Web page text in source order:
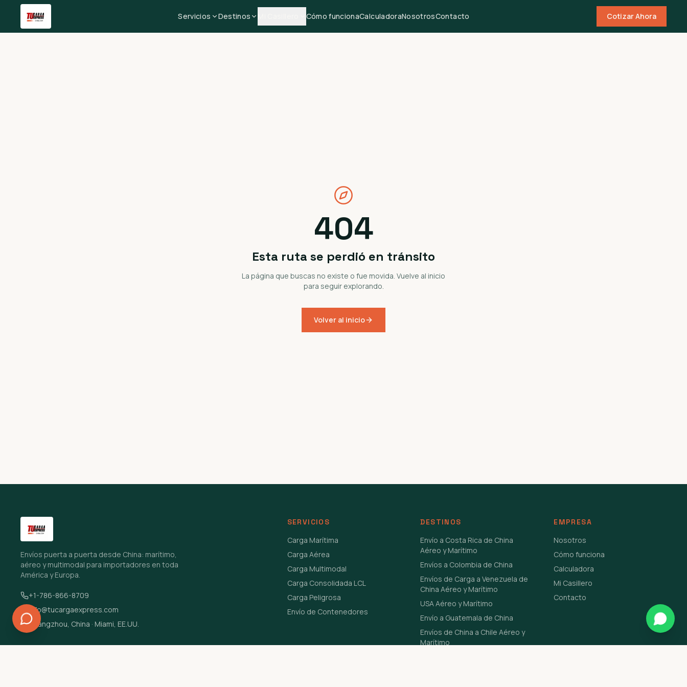
Servicios Destinos Cómo funcionaCalculadoraNosotrosContacto Cotizar Ahora
404
Esta ruta se perdió en tránsito
La página que buscas no existe o fue movida. Vuelve al inicio
para seguir explorando.
Volver al inicio
Envíos puerta a puerta desde China: marítimo,
aéreo y multimodal para importadores en toda
América y Europa.
+1-786-866-8709
info@tucargaexpress.com
Guangzhou, China · Miami, EE.UU.
SERVICIOS
Carga Marítima
Carga Aérea
Carga Multimodal
Carga Consolidada LCL
Carga Peligrosa
Envío de Contenedores
DESTINOS
Envío a Costa Rica de China
Aéreo y Marítimo
Envíos a Colombia de China
Envíos de Carga a Venezuela de
China Aéreo y Marítimo
USA Aéreo y Marítimo
Envío a Guatemala de China
Envíos de China a Chile Aéreo y
Marítimo
EMPRESA
Nosotros
Cómo funciona
Calculadora
Mi Casillero
Contacto